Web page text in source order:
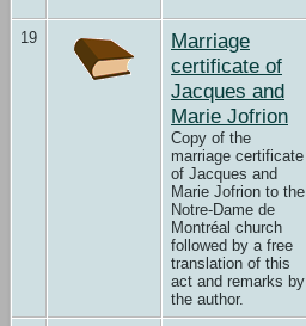
19
Marriage
certificate of
Jacques and
Marie Jofrion
Copy of the
marriage certificate
of Jacques and
Marie Jofrion to the
Notre-Dame de
Montréal church
followed by a free
translation of this
act and remarks by
the author.